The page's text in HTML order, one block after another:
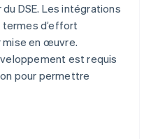
DSE. Les intégrations
d’effort
mise en œuvre.
est requis
pour permettre